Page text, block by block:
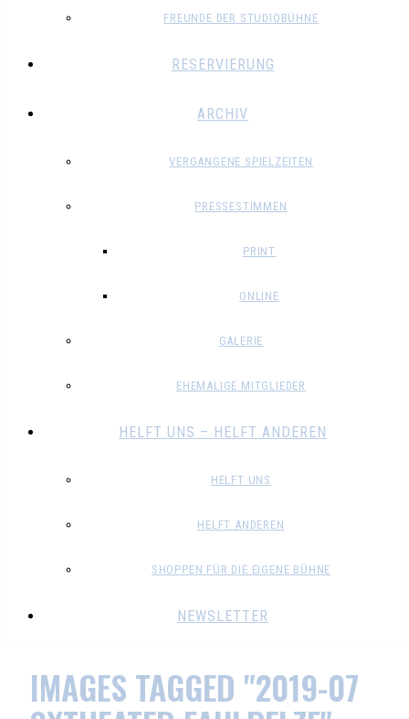
FREUNDE DER STUDIOBÜHNE
RESERVIERUNG
ARCHIV
VERGANGENE SPIELZEITEN
PRESSESTIMMEN
PRINT
ONLINE
GALERIE
EHEMALIGE MITGLIEDER
HELFT UNS – HELFT ANDEREN
HELFT UNS
HELFT ANDEREN
SHOPPEN FÜR DIE EIGENE BÜHNE
NEWSLETTER
IMAGES TAGGED "2019-07